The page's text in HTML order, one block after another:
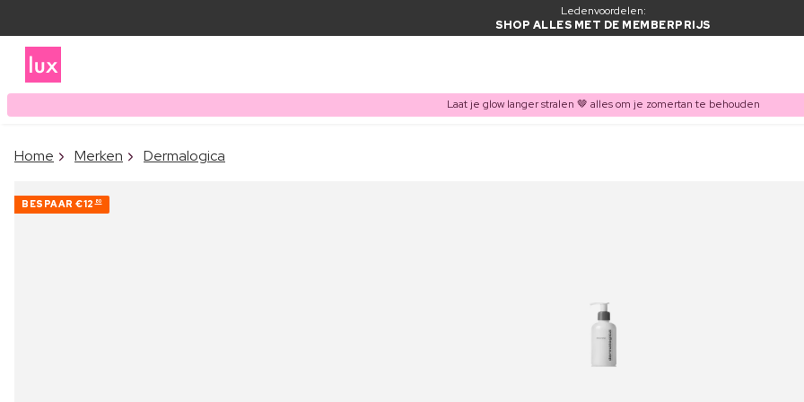
Ledenvoordelen:
SHOP ALLES MET DE MEMBERPRIJS
Laat je glow langer stralen 🤎 alles om je zomertan te behouden
Home Merken Dermalogica
BESPAAR €12 80